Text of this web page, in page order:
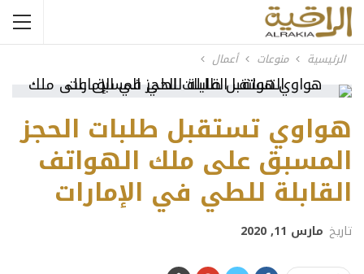
الرئيسية منوعات أعمال
هواوي تستقبل طلبات الحجز
المسبق على ملك الهواتف
القابلة للطي في الإمارات
تاريخ مارس 11, 2020